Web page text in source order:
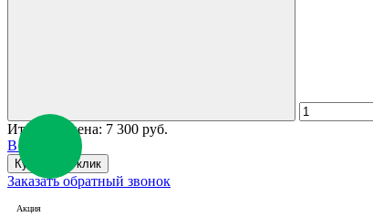
Итоговая цена: 7 300 руб.
В корзину
Купить в 1 клик
Заказать обратный звонок
Акция